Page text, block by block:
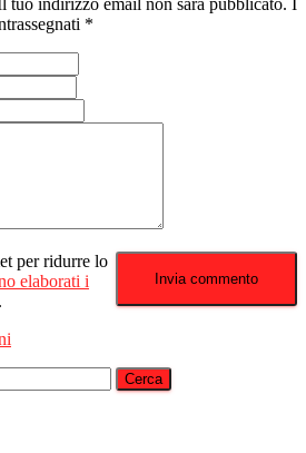
tuo indirizzo email non sarà pubblicato. I
*
per ridurre lo
elaborati i
.